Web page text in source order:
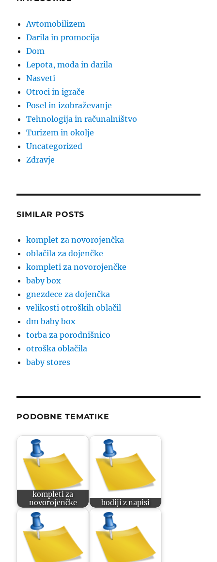
Avtomobilizem
Darila in promocija
Dom
Lepota, moda in darila
Nasveti
Otroci in igrače
Posel in izobraževanje
Tehnologija in računalništvo
Turizem in okolje
Uncategorized
Zdravje
SIMILAR POSTS
komplet za novorojenčka
oblačila za dojenčke
kompleti za novorojenčke
baby box
gnezdece za dojenčka
velikosti otroških oblačil
dm baby box
torba za porodnišnico
otroška oblačila
baby stores
PODOBNE TEMATIKE
kompleti za
novorojenčke
bodiji z napisi